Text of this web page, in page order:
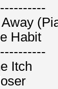
Habit
Itch